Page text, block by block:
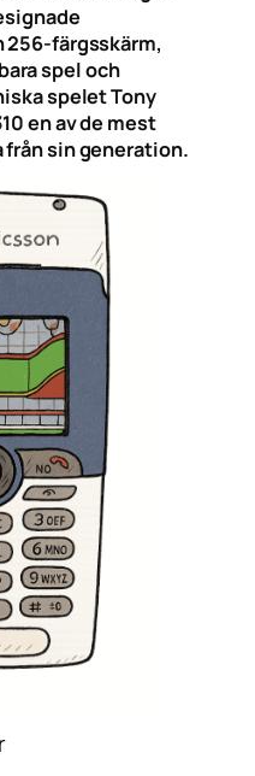
256-färgsskärm,
spel och
spelet Tony
en av de mest
sin generation.